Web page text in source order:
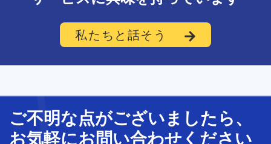
私たちと話そう
ご不明な点がございましたら、
お気軽にお問い合わせ ください